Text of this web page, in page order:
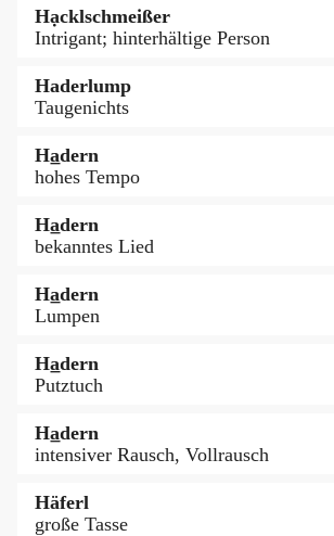
Hạcklschmeißer
Intrigant; hinterhältige Person
Haderlump
Taugenichts
Ha̲dern
hohes Tempo
Ha̲dern
bekanntes Lied
Ha̲dern
Lumpen
Ha̲dern
Putztuch
Ha̲dern
intensiver Rausch, Vollrausch
Häferl
große Tasse